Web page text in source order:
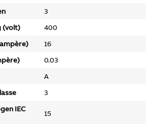
3
(volt)
400
16
0.03
A
3
IEC
15